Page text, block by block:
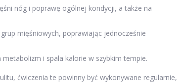
nóg i poprawę ogólnej kondycji, a także na
mięśniowych, poprawiając jednocześnie
i spala kalorie w szybkim tempie.
ćwiczenia te powinny być wykonywane regularnie,